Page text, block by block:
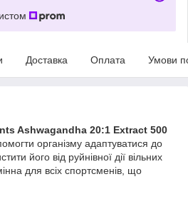
Доставка Оплата Умови
Ashwagandha 20:1 Extract 500
організму адаптуватися до
його від руйнівної дії вільних
для всіх спортсменів, що